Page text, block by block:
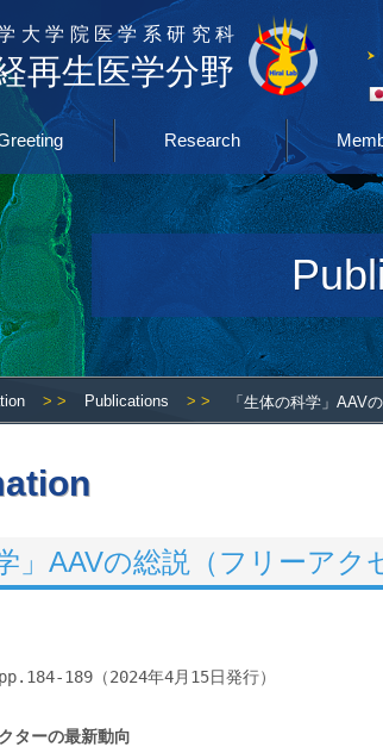
大学院医学系研究科
再生医学分野
Research
> > Publications > > 「生体の科学」AAV
」AAVの総説（フリーアク
pp.184-189 （2024年4月15日発行）
ターの最新動向